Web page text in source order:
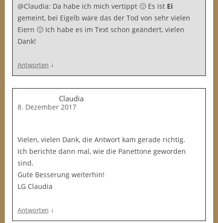
@Claudia: Da habe ich mich vertippt 🙁 Es ist Ei
gemeint, bei Eigelb wäre das der Tod von sehr vielen
Eiern 🙂 Ich habe es im Text schon geändert, vielen
Dank!
Antworten ↓
Claudia
8. Dezember 2017
Vielen, vielen Dank, die Antwort kam gerade richtig.
Ich berichte dann mal, wie die Panettone geworden
sind.
Gute Besserung weiterhin!
LG Claudia
Antworten ↓